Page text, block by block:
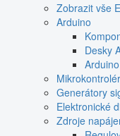
Zobrazit vše
Arduino
Desky
Generátory
Elektronické
Zdroje